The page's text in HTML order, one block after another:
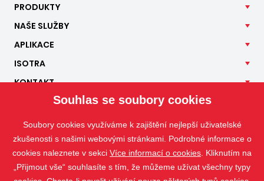
PRODUKTY
NAŠE SLUŽBY
APLIKACE
ISOTRA
KONTAKT
Souhlas se soubory cookies
Soubory cookies využíváme k zajištění nejlepší uživatelské
zkušenosti s našimi webovými stránkami. Podrobné informace o
cookies naleznete v sekci Více informací o cookies . Kliknutím na
„Přijmout vše“ souhlasíte s tím, že můžeme užívat všechny typy